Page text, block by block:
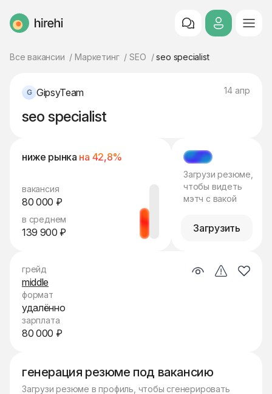
HireHi
Все вакансии Маркетинг SEO seo specialist
GipsyTeam 14 апр
seo specialist
ниже рынка на 42,8%
вакансия
80 000 ₽
в среднем
139 900 ₽
МЭТЧ
Загрузи резюме,
чтобы видеть
мэтч с вакой
Загрузить
генерация резюме под вакансию
Загрузи резюме в профиль, чтобы сгенерировать
грейд
middle
формат
удалённо
зарплата
80 000 ₽